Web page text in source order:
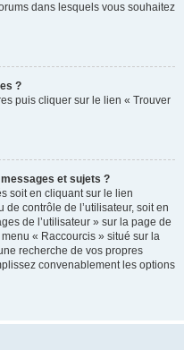
dans lesquels vous souhaitez
?
puis cliquer sur le lien « Trouver
et sujets ?
soit en cliquant sur le lien
contrôle de l’utilisateur, soit en
de l’utilisateur » sur la page de
« Raccourcis » situé sur la
recherche de vos propres
convenablement les options